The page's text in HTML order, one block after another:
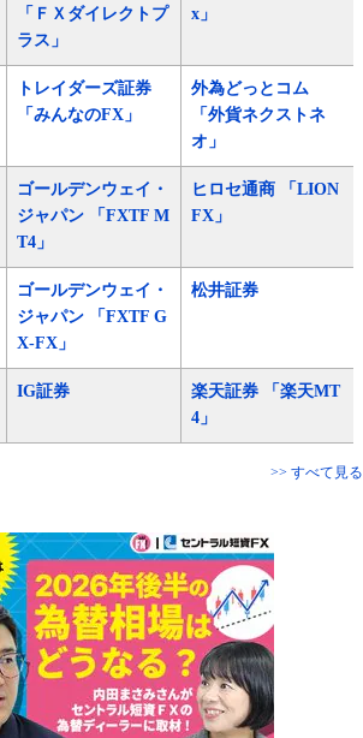
「ＦＸダイレクトプ
ラス」
x」
トレイダーズ証券
「みんなのFX」
外為どっとコム
「外貨ネクストネ
オ」
ゴールデンウェイ・
ジャパン 「FXTF M
T4」
ヒロセ通商 「LION
FX」
ゴールデンウェイ・
ジャパン 「FXTF G
X-FX」
松井証券
IG証券
楽天証券 「楽天MT
4」
>> すべて見る